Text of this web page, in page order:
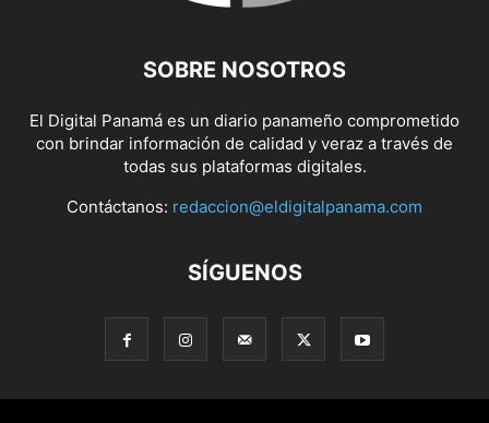
SOBRE NOSOTROS
El Digital Panamá es un diario panameño comprometido
con brindar información de calidad y veraz a través de
todas sus plataformas digitales.
Contáctanos: redaccion@eldigitalpanama.com
SÍGUENOS